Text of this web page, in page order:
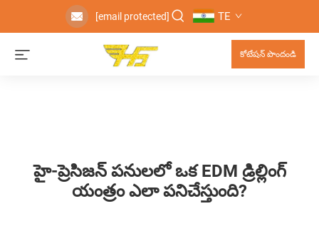
[email protected] TE
కోటేషన్ పొందండి
హై-ప్రెసిజన్ పనులలో ఒక EDM డ్రిల్లింగ్
యంత్రం ఎలా పనిచేస్తుంది?